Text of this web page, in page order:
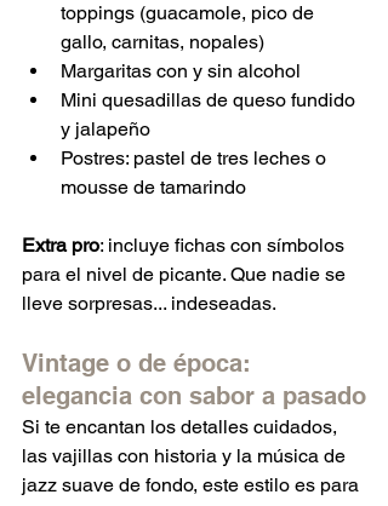
toppings (guacamole, pico de
gallo, carnitas, nopales)
Margaritas con y sin alcohol
Mini quesadillas de queso fundido
y jalapeño
Postres: pastel de tres leches o
mousse de tamarindo
Extra pro: incluye fichas con símbolos
para el nivel de picante. Que nadie se
lleve sorpresas... indeseadas.
Vintage o de época:
elegancia con sabor a pasado
Si te encantan los detalles cuidados,
las vajillas con historia y la música de
jazz suave de fondo, este estilo es para